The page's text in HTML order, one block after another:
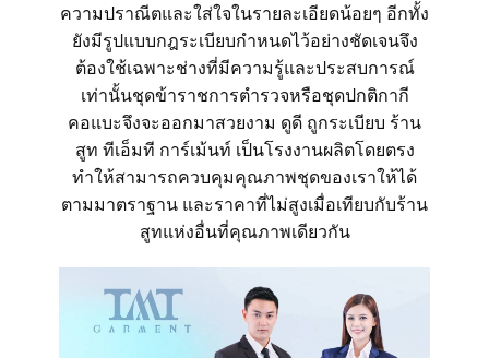
ความปราณีตและใส่ใจในรายละเอียดน้อยๆ อีกทั้ง
ยังมีรูปแบบกฎระเบียบกำหนดไว้อย่างชัดเจนจึง
ต้องใช้เฉพาะช่างที่มีความรู้และประสบการณ์
เท่านั้นชุดข้าราชการตำรวจหรือชุดปกติกากี
คอแบะจึงจะออกมาสวยงาม ดูดี ถูกระเบียบ ร้าน
สูท ทีเอ็มที การ์เม้นท์ เป็นโรงงานผลิตโดยตรง
ทำให้สามารถควบคุมคุณภาพชุดของเราให้ได้
ตามมาตราฐาน และราคาที่ไม่สูงเมื่อเทียบกับร้าน
สูทแห่งอื่นที่คุณภาพเดียวกัน